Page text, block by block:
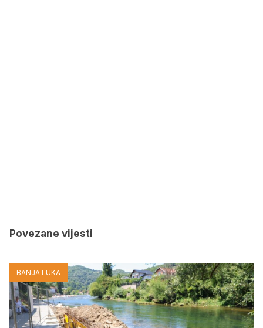
Povezane vijesti
BANJA LUKA